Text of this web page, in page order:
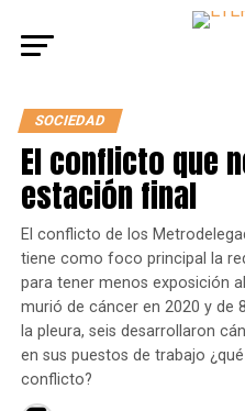
SOCIEDAD
El conflicto que
estación final
El conflicto de los
tiene como foco principal la
para tener menos exposición
murió de cáncer en 2020 y de
la pleura, seis desarrollaron
en sus puestos de trabajo
conflicto?